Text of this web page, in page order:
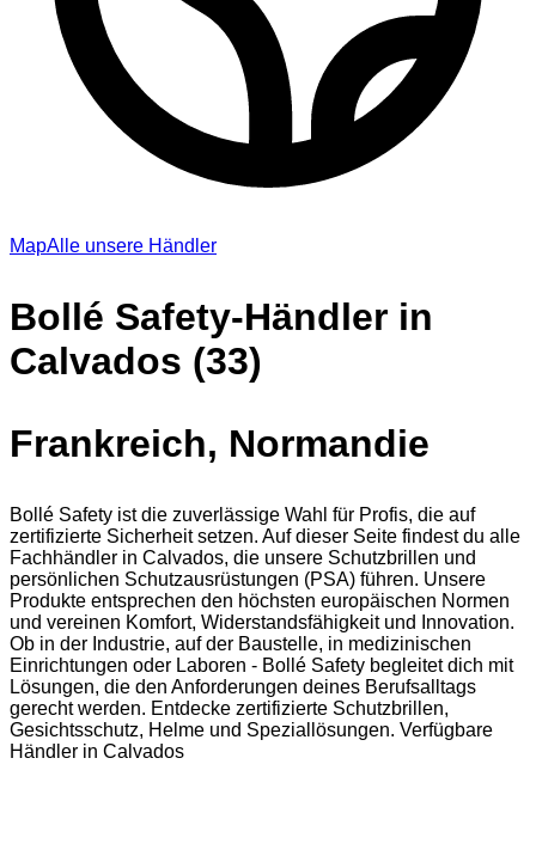
MapAlle unsere Händler
Bollé Safety-Händler in
Calvados (33)
Frankreich, Normandie
Bollé Safety ist die zuverlässige Wahl für Profis, die auf
zertifizierte Sicherheit setzen. Auf dieser Seite findest du alle
Fachhändler in Calvados, die unsere Schutzbrillen und
persönlichen Schutzausrüstungen (PSA) führen. Unsere
Produkte entsprechen den höchsten europäischen Normen
und vereinen Komfort, Widerstandsfähigkeit und Innovation.
Ob in der Industrie, auf der Baustelle, in medizinischen
Einrichtungen oder Laboren - Bollé Safety begleitet dich mit
Lösungen, die den Anforderungen deines Berufsalltags
gerecht werden. Entdecke zertifizierte Schutzbrillen,
Gesichtsschutz, Helme und Speziallösungen. Verfügbare
Händler in Calvados